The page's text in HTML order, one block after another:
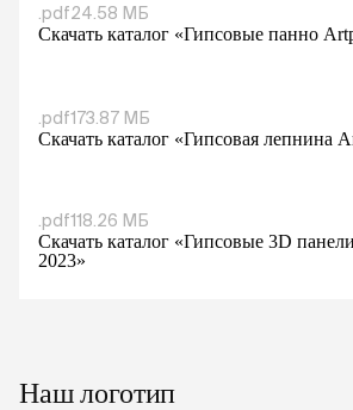
.pdf24.58 МБ
Скачать каталог «Гипсовые панно
.pdf173.87 МБ
Скачать каталог «Гипсовая лепнина
.pdf118.26 МБ
Скачать каталог «Гипсовые 3D
2023»
Наш логотип